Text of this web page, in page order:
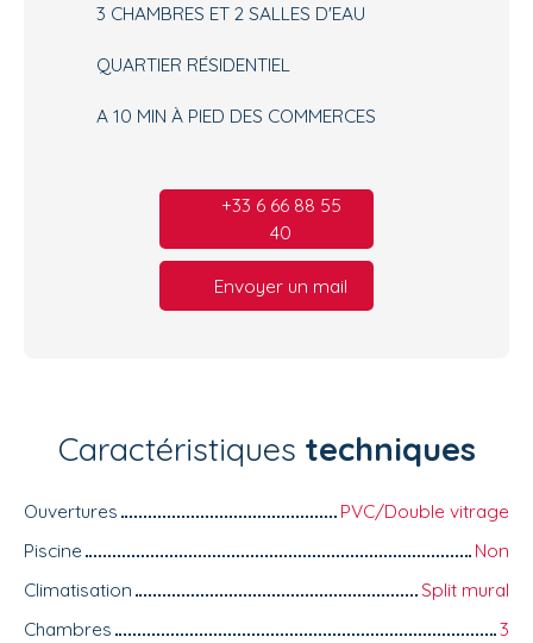
3 CHAMBRES ET 2 SALLES D'EAU
QUARTIER RÉSIDENTIEL
A 10 MIN À PIED DES COMMERCES
+33 6 66 88 55
40
Envoyer un mail
Caractéristiques techniques
Ouvertures
PVC/Double vitrage
Piscine
Non
Climatisation
Split mural
Chambres
3